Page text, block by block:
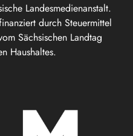
Landesmedienanstalt.
durch Steuermittel
Sächsischen Landtag
Haushaltes.